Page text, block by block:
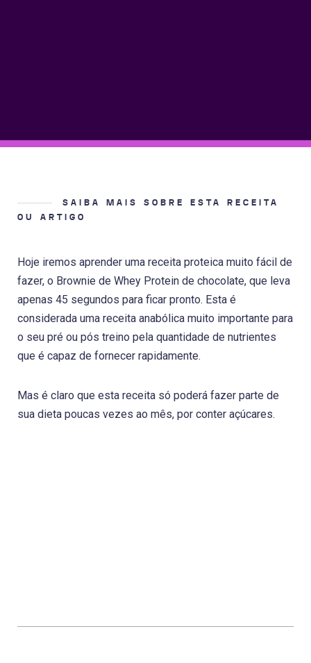
SAIBA MAIS SOBRE ESTA RECEITA
OU ARTIGO
Hoje iremos aprender uma receita proteica muito fácil de
fazer, o Brownie de Whey Protein de chocolate, que leva
apenas 45 segundos para ficar pronto. Esta é
considerada uma receita anabólica muito importante para
o seu pré ou pós treino pela quantidade de nutrientes
que é capaz de fornecer rapidamente.
Mas é claro que esta receita só poderá fazer parte de
sua dieta poucas vezes ao mês, por conter açúcares.